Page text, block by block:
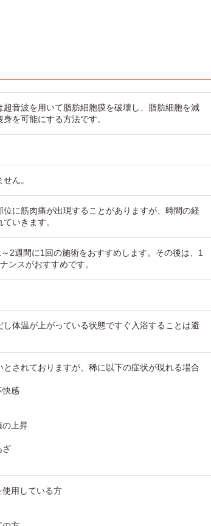
超音波を用いて脂肪細胞膜を破壊し、脂肪細胞を減
を可能にする方法です。
ん。
位に筋肉痛が出現することがありますが、時間の経
いきます。
2週間に1回の施術をおすすめします。その後は、1
ンスがおすすめです。
し体温が上がっている状態ですぐ入浴することは避
とされておりますが、稀に以下の症状が現れる場合
快感
の上昇
ざ
用している方